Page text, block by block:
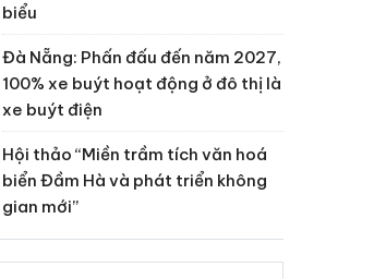
biểu
Đà Nẵng: Phấn đấu đến năm 2027,
100% xe buýt hoạt động ở đô thị là
xe buýt điện
Hội thảo “Miền trầm tích văn hoá
biển Đầm Hà và phát triển không
gian mới”